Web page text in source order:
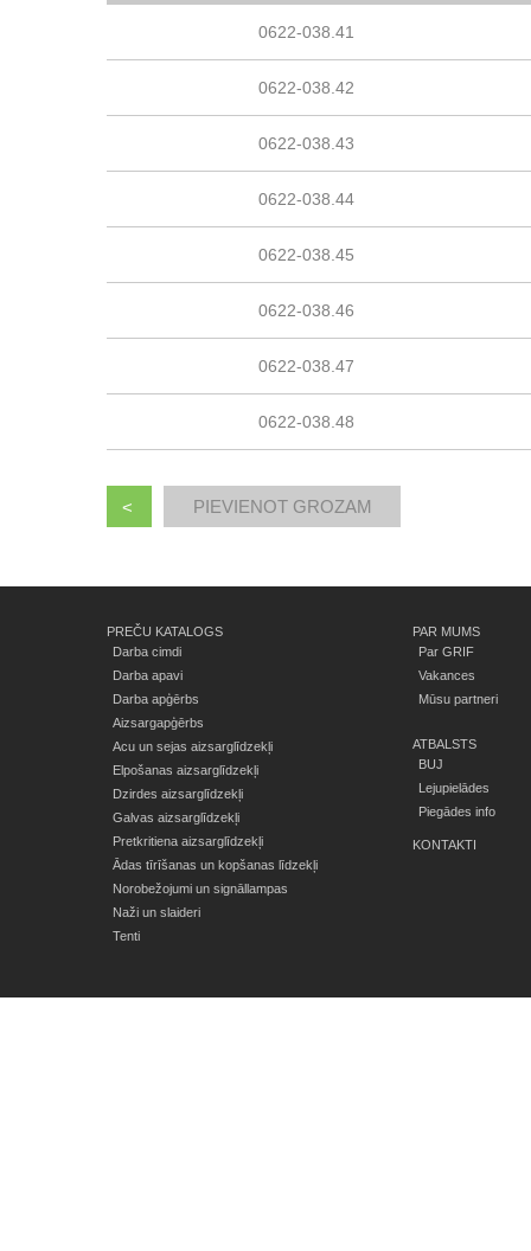
0622-038.41
0622-038.42
0622-038.43
0622-038.44
0622-038.45
0622-038.46
0622-038.47
0622-038.48
<
PREČU KATALOGS
Darba cimdi
Darba apavi
Darba apģērbs
Aizsargapģērbs
Acu un sejas aizsarglīdzekļi
Elpošanas aizsarglīdzekļi
Dzirdes aizsarglīdzekļi
Galvas aizsarglīdzekļi
Pretkritiena aizsarglīdzekļi
Ādas tīrīšanas un kopšanas līdzekļi
Norobežojumi un signāllampas
Naži un slaideri
Tenti
PAR MUMS
Par GRIF
Vakances
Mūsu partneri
ATBALSTS
BUJ
Lejupielādes
Piegādes info
KONTAKTI